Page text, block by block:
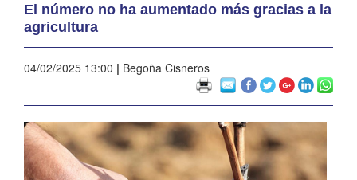
El número no ha aumentado más gracias a la
agricultura
04/02/2025 13:00 | Begoña Cisneros